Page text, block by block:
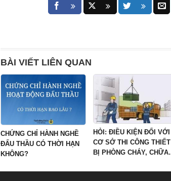
BÀI VIẾT LIÊN QUAN
CHỨNG CHỈ HÀNH NGHỀ
ĐẤU THẦU CÓ THỜI HẠN
KHÔNG?
HỎI: ĐIỀU KIỆN ĐỐI VỚI
CƠ SỞ THI CÔNG THIẾT
BỊ PHÒNG CHÁY, CHỮA